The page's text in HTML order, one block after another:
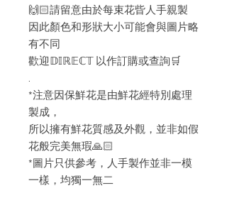
🙌🏻請留意由於每束花㫮人手親製
因此顏色和形狀大小可能會與圖片略
有不同
歡迎𝔻𝕀ℝ𝔼ℂ𝕋 以作訂購或查詢🛒
.
*注意因保鮮花是由鮮花經特別處理
製成，
所以擁有鮮花質感及外觀，並非如假
花般完美無瑕🙏🏻
*圖片只供參考，人手製作並非一模
一樣，均獨一無二